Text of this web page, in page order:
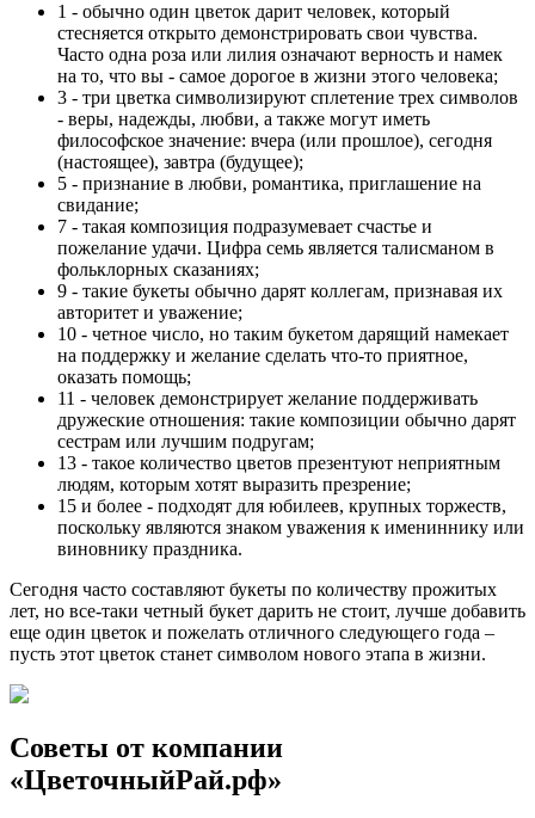
1 - обычно один цветок дарит человек, который
стесняется открыто демонстрировать свои чувства.
Часто одна роза или лилия означают верность и намек
на то, что вы - самое дорогое в жизни этого человека;
3 - три цветка символизируют сплетение трех символов
- веры, надежды, любви, а также могут иметь
философское значение: вчера (или прошлое), сегодня
(настоящее), завтра (будущее);
5 - признание в любви, романтика, приглашение на
свидание;
7 - такая композиция подразумевает счастье и
пожелание удачи. Цифра семь является талисманом в
фольклорных сказаниях;
9 - такие букеты обычно дарят коллегам, признавая их
авторитет и уважение;
10 - четное число, но таким букетом дарящий намекает
на поддержку и желание сделать что-то приятное,
оказать помощь;
11 - человек демонстрирует желание поддерживать
дружеские отношения: такие композиции обычно дарят
сестрам или лучшим подругам;
13 - такое количество цветов презентуют неприятным
людям, которым хотят выразить презрение;
15 и более - подходят для юбилеев, крупных торжеств,
поскольку являются знаком уважения к имениннику или
виновнику праздника.
Сегодня часто составляют букеты по количеству прожитых
лет, но все-таки четный букет дарить не стоит, лучше добавить
еще один цветок и пожелать отличного следующего года –
пусть этот цветок станет символом нового этапа в жизни.
Советы от компании
«ЦветочныйРай.рф»